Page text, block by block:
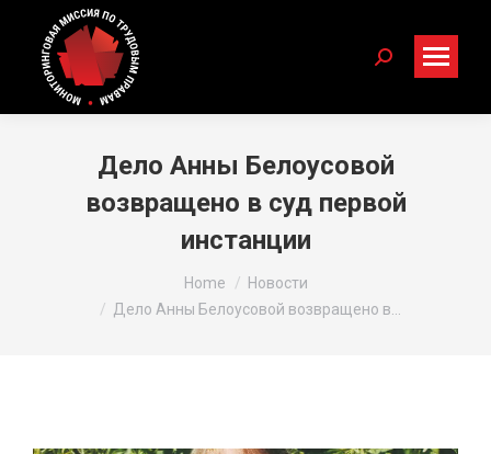
Search:
Дело Анны Белоусовой
возвращено в суд первой
инстанции
Home
Новости
Дело Анны Белоусовой возвращено в…